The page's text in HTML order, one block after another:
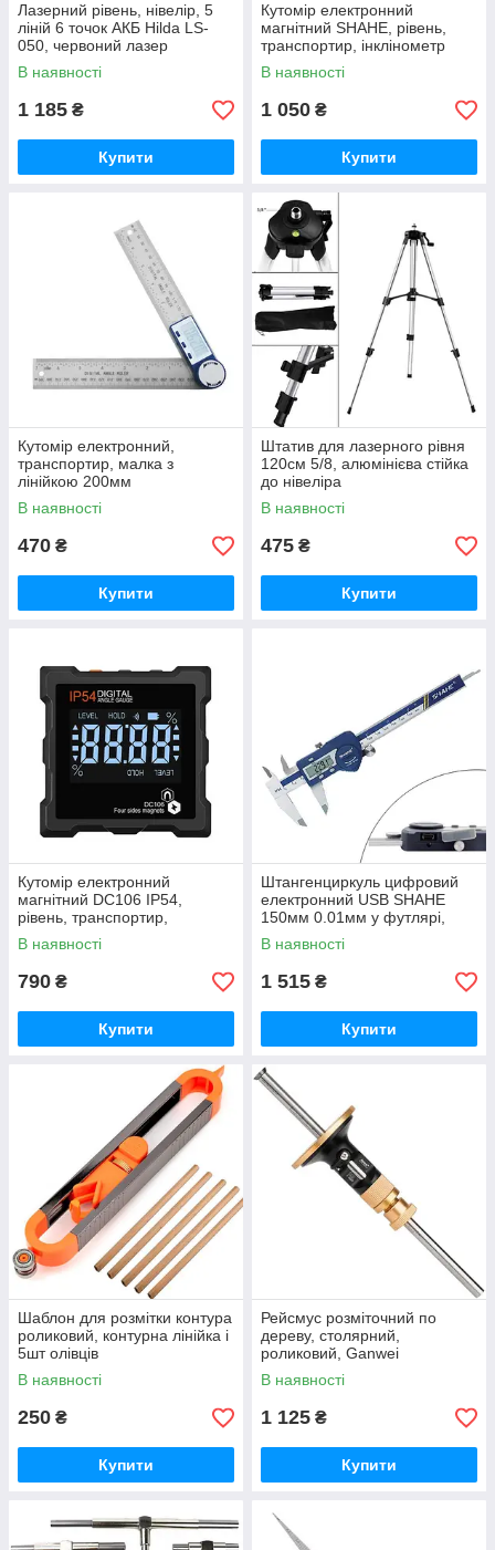
Лазерний рівень, нівелір, 5
ліній 6 точок АКБ Hilda LS-
050, червоний лазер
В наявності
1 185 ₴
Купити
Кутомір електронний
магнітний SHAHE, рівень,
транспортир, інклінометр
В наявності
1 050 ₴
Купити
Кутомір електронний,
транспортир, малка з
лінійкою 200мм
В наявності
470 ₴
Купити
Штатив для лазерного рівня
120см 5/8, алюмінієва стійка
до нівеліра
В наявності
475 ₴
Купити
Кутомір електронний
магнітний DC106 IP54,
рівень, транспортир,
інклінометр
В наявності
790 ₴
Купити
Штангенциркуль цифровий
електронний USB SHAHE
150мм 0.01мм у футлярі,
IP54
В наявності
1 515 ₴
Купити
Шаблон для розмітки контура
роликовий, контурна лінійка і
5шт олівців
В наявності
250 ₴
Купити
Рейсмус розміточний по
дереву, столярний,
роликовий, Ganwei
В наявності
1 125 ₴
Купити